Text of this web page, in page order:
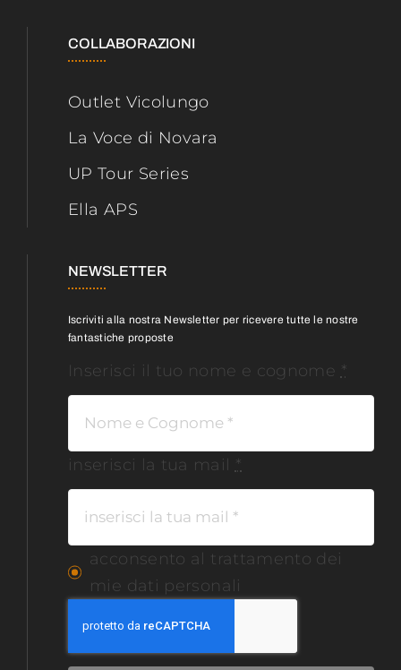
COLLABORAZIONI
Outlet Vicolungo
La Voce di Novara
UP Tour Series
Ella APS
NEWSLETTER
Iscriviti alla nostra Newsletter per ricevere tutte le nostre
fantastiche proposte
Inserisci il tuo nome e cognome *
inserisci la tua mail *
acconsento al trattamento dei
mie dati personali